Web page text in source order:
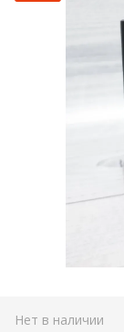
Нет в наличии